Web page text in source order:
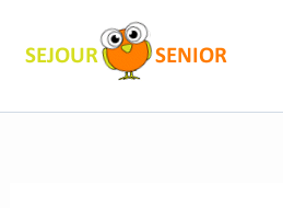
contenu